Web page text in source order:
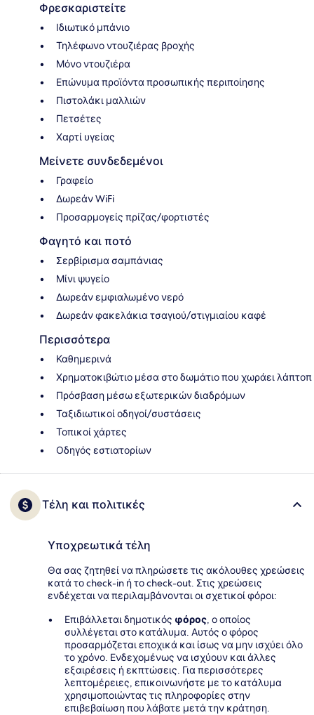
Φρεσκαριστείτε
Ιδιωτικό μπάνιο
Τηλέφωνο ντουζιέρας βροχής
Μόνο ντουζιέρα
Επώνυμα προϊόντα προσωπικής περιποίησης
Πιστολάκι μαλλιών
Πετσέτες
Χαρτί υγείας
Μείνετε συνδεδεμένοι
Γραφείο
Δωρεάν WiFi
Προσαρμογείς πρίζας/φορτιστές
Φαγητό και ποτό
Σερβίρισμα σαμπάνιας
Μίνι ψυγείο
Δωρεάν εμφιαλωμένο νερό
Δωρεάν φακελάκια τσαγιού/στιγμιαίου καφέ
Περισσότερα
Καθημερινά
Χρηματοκιβώτιο μέσα στο δωμάτιο που χωράει λάπτοπ
Πρόσβαση μέσω εξωτερικών διαδρόμων
Ταξιδιωτικοί οδηγοί/συστάσεις
Τοπικοί χάρτες
Οδηγός εστιατορίων
Τέλη και πολιτικές
Υποχρεωτικά τέλη
Θα σας ζητηθεί να πληρώσετε τις ακόλουθες χρεώσεις
κατά το check-in ή το check-out. Στις χρεώσεις
ενδέχεται να περιλαμβάνονται οι σχετικοί φόροι:
Επιβάλλεται δημοτικός φόρος, ο οποίος
συλλέγεται στο κατάλυμα. Αυτός ο φόρος
προσαρμόζεται εποχικά και ίσως να μην ισχύει όλο
το χρόνο. Ενδεχομένως να ισχύουν και άλλες
εξαιρέσεις ή εκπτώσεις. Για περισσότερες
λεπτομέρειες, επικοινωνήστε με το κατάλυμα
χρησιμοποιώντας τις πληροφορίες στην
επιβεβαίωση που λάβατε μετά την κράτηση.